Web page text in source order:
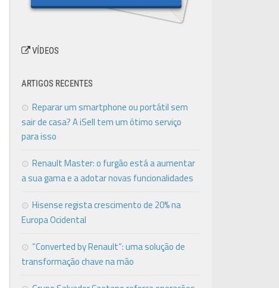
VÍDEOS
ARTIGOS RECENTES
Reparar um smartphone ou portátil sem
sair de casa? A iSell tem um ótimo serviço
para isso
Renault Master: o furgão está a aumentar
a sua gama e a adotar novas funcionalidades
Hisense regista crescimento de 20% na
Europa Ocidental
“Converted by Renault”: uma solução de
transformação chave na mão